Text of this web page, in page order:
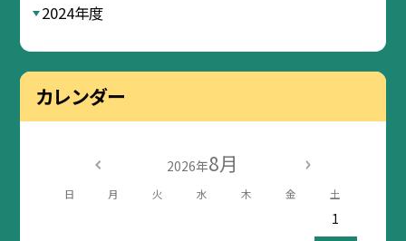
2024年度
カレンダー
2026年8月
日 月 火 水 木 金 土
1